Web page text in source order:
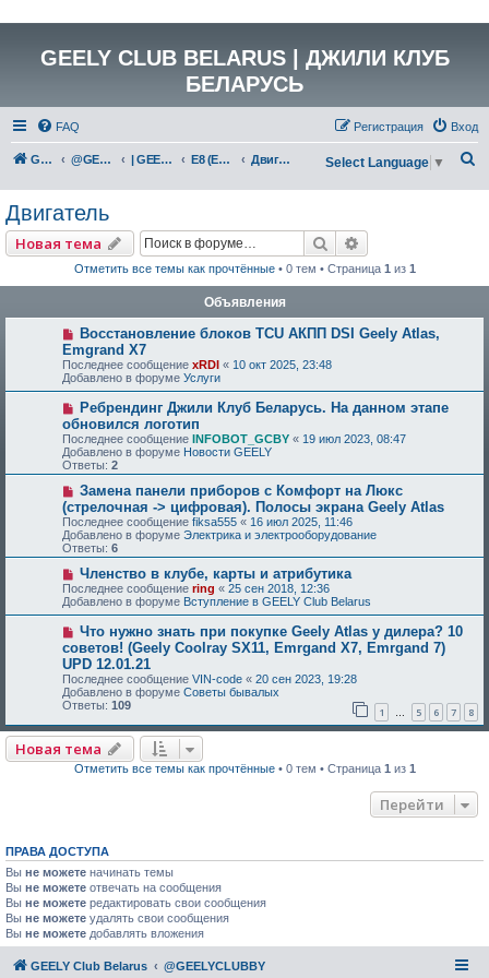
GEELY CLUB BELARUS | ДЖИЛИ КЛУБ
БЕЛАРУСЬ
FAQ Вход
Регистрация
GEELY Club Belarus @GEELYCLUBBY | GEELY EV E8 (E171) Двигатель Select Language ▼
Двигатель
Новая тема Поиск
Отметить все темы как прочтённые• 0 тем • Страница 1 из 1
Объявления
Восстановление блоков TCU АКПП DSI Geely Atlas,
Emgrand X7
Последнее сообщение xRDI « 10 окт 2025, 23:48
Добавлено в форуме Услуги
Ребрендинг Джили Клуб Беларусь. На данном этапе
обновился логотип
Последнее сообщение INFOBOT_GCBY « 19 июл 2023, 08:47
Добавлено в форуме Новости GEELY
Ответы: 2
Замена панели приборов с Комфорт на Люкс
(стрелочная -> цифровая). Полосы экрана Geely Atlas
Последнее сообщение fiksa555 « 16 июл 2025, 11:46
Добавлено в форуме Электрика и электрооборудование
Ответы: 6
Членство в клубе, карты и атрибутика
Последнее сообщение ring « 25 сен 2018, 12:36
Добавлено в форуме Вступление в GEELY Club Belarus
Что нужно знать при покупке Geely Atlas у дилера? 10
советов! (Geely Coolray SX11, Emrgand X7, Emrgand 7)
UPD 12.01.21
Последнее сообщение VIN-code « 20 сен 2023, 19:28
Добавлено в форуме Советы бывалых
Ответы: 109 1 … 5 6 7 8
Новая тема
Отметить все темы как прочтённые• 0 тем • Страница 1 из 1
Перейти
ПРАВА ДОСТУПА
Вы не можете начинать темы
Вы не можете отвечать на сообщения
Вы не можете редактировать свои сообщения
Вы не можете удалять свои сообщения
Вы не можете добавлять вложения
GEELY Club Belarus @GEELYCLUBBY